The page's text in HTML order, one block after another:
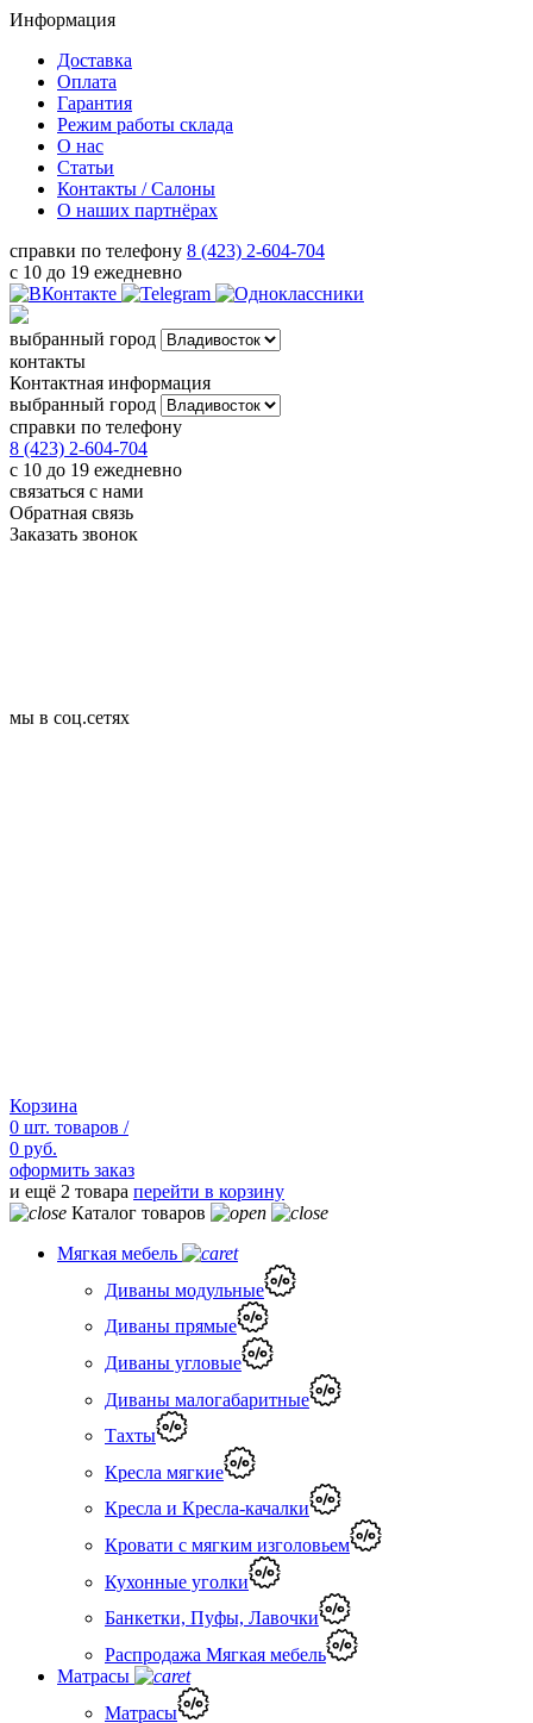
Информация
Доставка
Оплата
Гарантия
Режим работы склада
О нас
Статьи
Контакты / Салоны
О наших партнёрах
справки по телефону 8 (423) 2-604-704
с 10 до 19 ежедневно
выбранный город
контакты
Контактная информация
выбранный город
справки по телефону
8 (423) 2-604-704
с 10 до 19 ежедневно
связаться с нами
Обратная связь
Заказать звонок
мы в соц.сетях
Корзина
0 шт. товаров /
0 руб.
оформить заказ
и ещё 2 товара перейти в корзину
Каталог товаров
Мягкая мебель
Диваны модульные
Диваны прямые
Диваны угловые
Диваны малогабаритные
Тахты
Кресла мягкие
Кресла и Кресла-качалки
Кровати с мягким изголовьем
Кухонные уголки
Банкетки, Пуфы, Лавочки
Распродажа Мягкая мебель
Матрасы
Матрасы